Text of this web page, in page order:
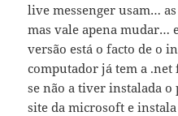
live messenger usam…
mas vale apena mudar…
versão está o facto de o
computador já tem a
se não a tiver instalada
site da microsoft e